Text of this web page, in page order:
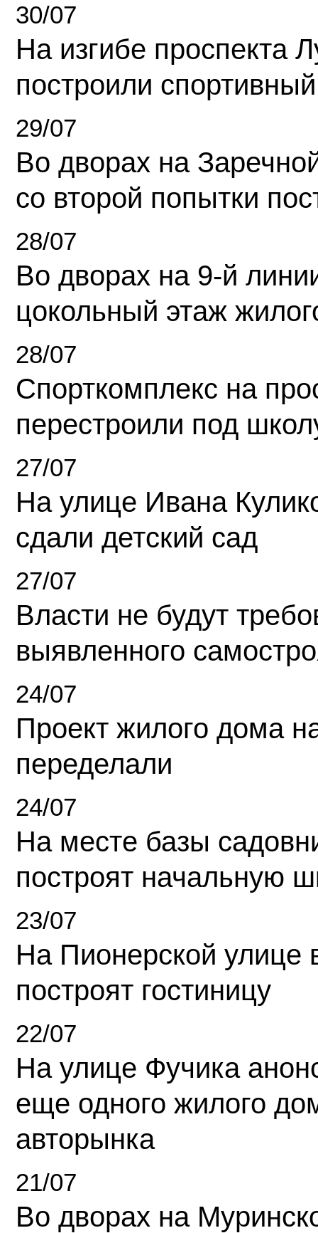
30/07
На изгибе проспекта
построили
29/07
Во дворах на
со второй попытки
28/07
Во дворах на 9-й
цокольный этаж
28/07
Спорткомплекс на
перестроили под
27/07
На улице Ивана
сдали детский сад
27/07
Власти не будут
выявленного
24/07
Проект жилого дома
переделали
24/07
На месте базы
построят начальную
23/07
На Пионерской улице
построят гостиницу
22/07
На улице Фучика
еще одного жилого
авторынка
21/07
Во дворах на